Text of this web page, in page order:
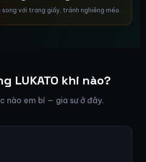
song với trang giấy, tránh nghiêng méo.
LUKATO khi nào?
nào em bí — gia sư ở đây.